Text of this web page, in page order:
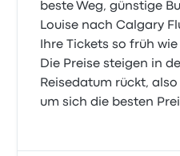
beste Weg, günstige
Louise nach Calgary
Ihre Tickets so früh
Die Preise steigen in
Reisedatum rückt,
um sich die besten